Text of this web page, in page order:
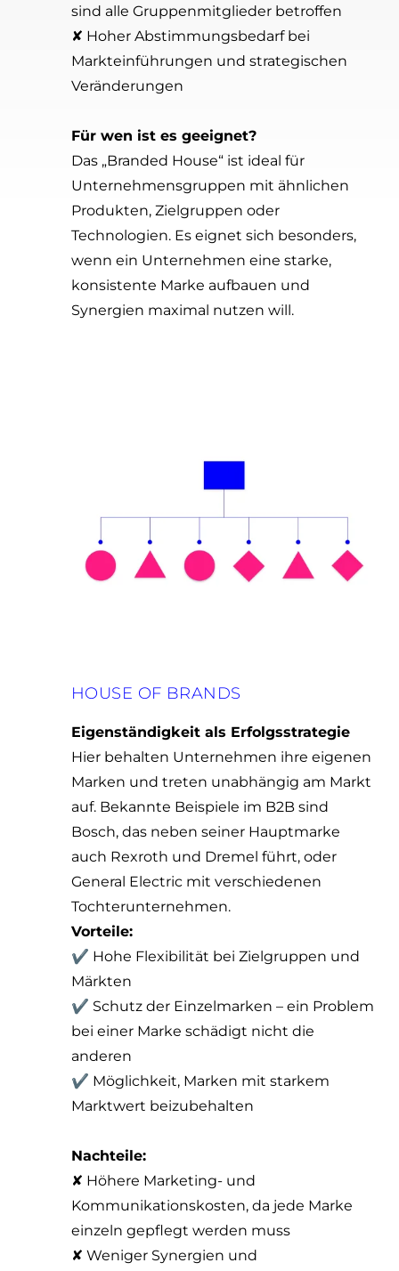
sind alle Gruppenmitglieder betroffen
✘ Hoher Abstimmungsbedarf bei
Markteinführungen und strategischen
Veränderungen
Für wen ist es geeignet?
Das „Branded House“ ist ideal für
Unternehmensgruppen mit ähnlichen
Produkten, Zielgruppen oder
Technologien. Es eignet sich besonders,
wenn ein Unternehmen eine starke,
konsistente Marke aufbauen und
Synergien maximal nutzen will.
HOUSE OF BRANDS
Eigenständigkeit als Erfolgsstrategie
Hier behalten Unternehmen ihre eigenen
Marken und treten unabhängig am Markt
auf. Bekannte Beispiele im B2B sind
Bosch, das neben seiner Hauptmarke
auch Rexroth und Dremel führt, oder
General Electric mit verschiedenen
Tochterunternehmen.
Vorteile:
✔ Hohe Flexibilität bei Zielgruppen und
Märkten
✔ Schutz der Einzelmarken – ein Problem
bei einer Marke schädigt nicht die
anderen
✔ Möglichkeit, Marken mit starkem
Marktwert beizubehalten
Nachteile:
✘ Höhere Marketing- und
Kommunikationskosten, da jede Marke
einzeln gepflegt werden muss
✘ Weniger Synergien und